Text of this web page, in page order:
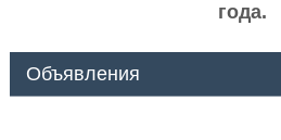
года.
Объявления